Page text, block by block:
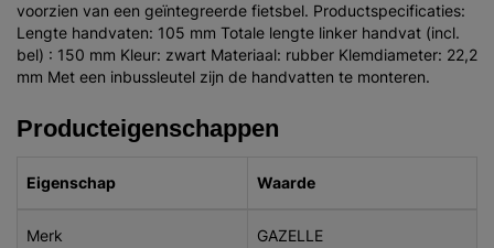
voorzien van een geïntegreerde fietsbel. Productspecificaties:
Lengte handvaten: 105 mm Totale lengte linker handvat (incl.
bel) : 150 mm Kleur: zwart Materiaal: rubber Klemdiameter: 22,2
mm Met een inbussleutel zijn de handvatten te monteren.
Producteigenschappen
Eigenschap Waarde
Merk GAZELLE